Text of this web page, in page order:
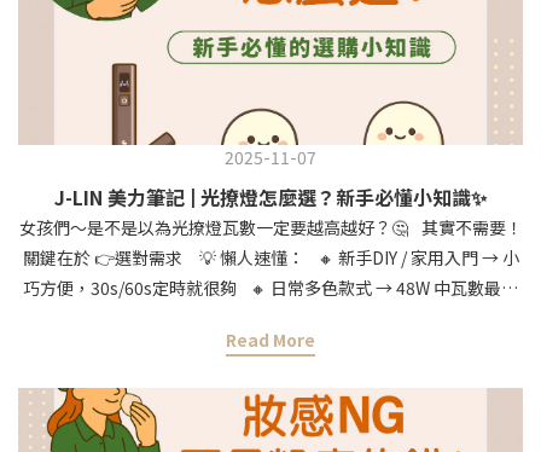
手 ➡️https://jlin.beauty/ztKzP#jlin #JLIN美妝工具 #jlin美妝蛋 #
2025-11-07
J-LIN 美力筆記 | 光撩燈怎麼選？新手必懂小知識✨
女孩們～是不是以為光撩燈瓦數一定要越高越好？🤔 其實不需要！
關鍵在於 👉選對需求 💡 懶人速懂： 🔸 新手DIY / 家用入門 → 小
巧方便，30s/60s定時就很夠 🔸 日常多色款式 → 48W 中瓦數最百
在哪裡美✨ 👉https://jlin.beauty/S8mgy快來帶走妳的專屬光撩燈
吧💅 #jlin #JLIN美妝工具 #光撩照燈 #林編編美妝小知識
Read More